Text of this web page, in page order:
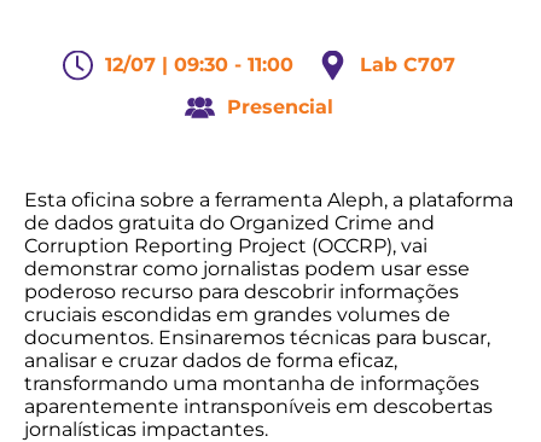
12/07 | 09:30 - 11:00
Lab C707
Presencial
Esta oficina sobre a ferramenta Aleph, a plataforma
de dados gratuita do Organized Crime and
Corruption Reporting Project (OCCRP), vai
demonstrar como jornalistas podem usar esse
poderoso recurso para descobrir informações
cruciais escondidas em grandes volumes de
documentos. Ensinaremos técnicas para buscar,
analisar e cruzar dados de forma eficaz,
transformando uma montanha de informações
aparentemente intransponíveis em descobertas
jornalísticas impactantes.